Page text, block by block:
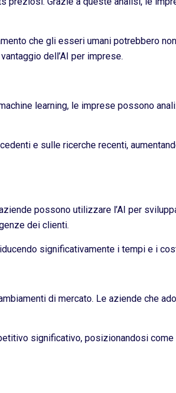
che gli esseri umani potrebbero
dell’AI per imprese.
learning, le imprese possono
e sulle ricerche recenti,
possono utilizzare l’AI per
dei clienti.
significativamente i tempi e i
di mercato. Le aziende che
significativo, posizionandosi come